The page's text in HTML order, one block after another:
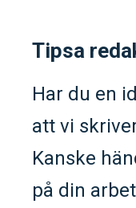
Tipsa
Har du en
att vi
Kanske
på din